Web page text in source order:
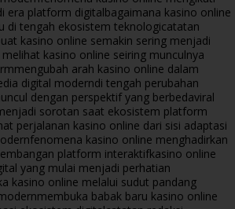
era platform digitalbagaimana kasino online
di tengah ekosistem teknologicatatan
kasino online semakin sering menjadi
kasino online seiring munculnya
mengubah arah kasino online dalam
digital moderndi tengah perubahan
dengan perspektif yang berbedaviral
sorotan saat ekosistem platform
perjalanan kasino online dari sisi adaptasi
fenomena kasino online menghadirkan
platform interaktifkasino online
yang mulai menjadi perhatian
kasino online melalui sudut pandang
membuka babak baru kasino online